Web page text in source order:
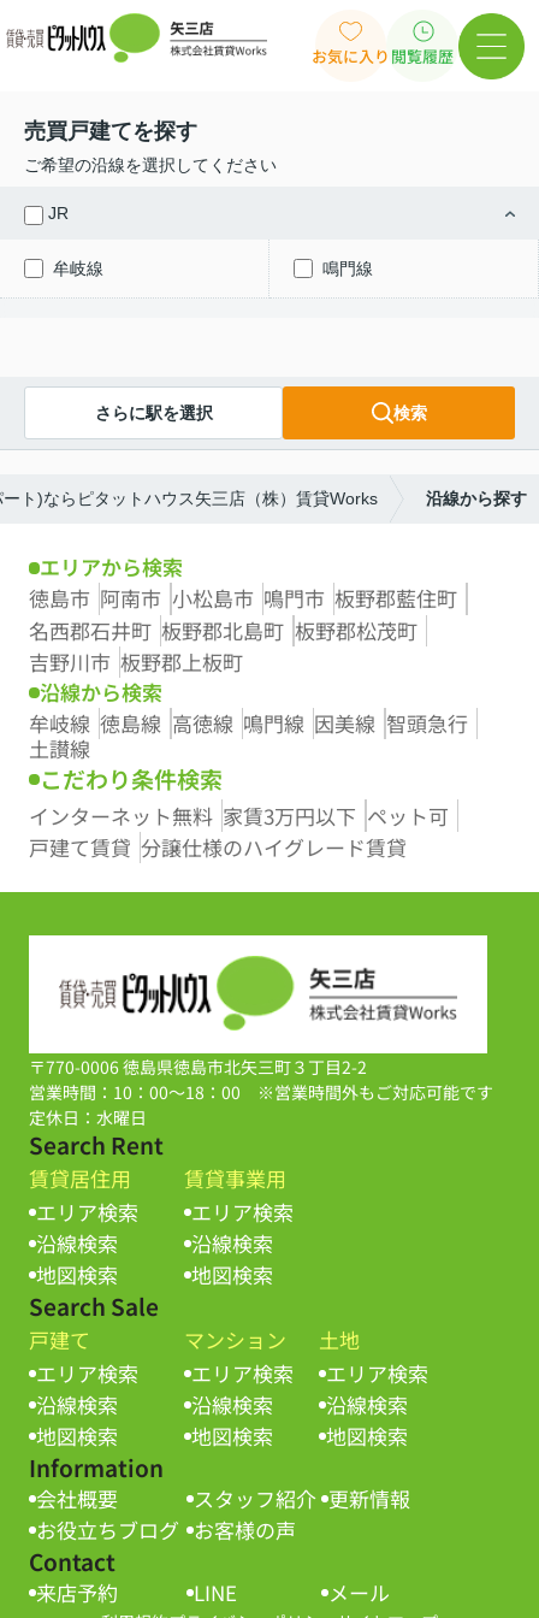
お気に入り 閲覧履歴
売買戸建てを探す
ご希望の沿線を選択してください
JR
牟岐線 鳴門線
さらに駅を選択 検索
ト)ならピタットハウス矢三店（株）賃貸Works 沿線から探す
エリアから検索
徳島市 阿南市 小松島市 鳴門市 板野郡藍住町
名西郡石井町 板野郡北島町 板野郡松茂町
吉野川市 板野郡上板町
沿線から検索
牟岐線 徳島線 高徳線 鳴門線 因美線 智頭急行
土讃線
こだわり条件検索
インターネット無料 家賃3万円以下 ペット可
戸建て賃貸 分譲仕様のハイグレード賃貸
〒770-0006 徳島県徳島市北矢三町３丁目2-2
営業時間：10：00～18：00 ※営業時間外もご対応可能です
定休日：水曜日
Search Rent
賃貸居住用
エリア検索
沿線検索
地図検索
賃貸事業用
エリア検索
沿線検索
地図検索
Search Sale
戸建て
エリア検索
沿線検索
地図検索
マンション
エリア検索
沿線検索
地図検索
土地
エリア検索
沿線検索
地図検索
Information
会社概要 スタッフ紹介 更新情報
お役立ちブログ お客様の声
Contact
来店予約 LINE メール